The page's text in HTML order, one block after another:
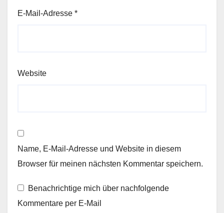
E-Mail-Adresse *
Website
Name, E-Mail-Adresse und Website in diesem
Browser für meinen nächsten Kommentar speichern.
Benachrichtige mich über nachfolgende
Kommentare per E-Mail